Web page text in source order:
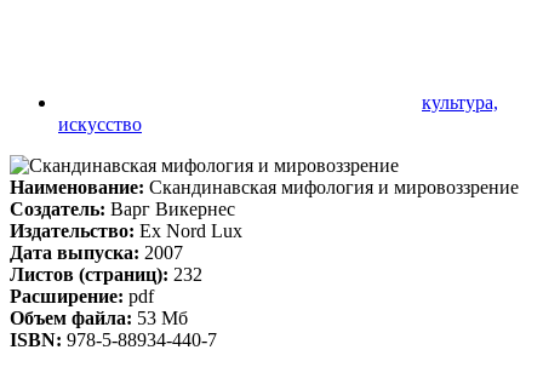
культура,
искусство
Наименование: Скандинавская мифология и мировоззрение
Создатель: Варг Викернес
Издательство: Ex Nord Lux
Дата выпуска: 2007
Листов (страниц): 232
Расширение: pdf
Объем файла: 53 Мб
ISBN: 978-5-88934-440-7